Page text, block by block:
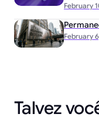
February
February
Talvez